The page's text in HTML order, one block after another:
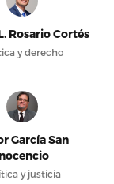
Rosario Cortés
y derecho
García San
y justicia